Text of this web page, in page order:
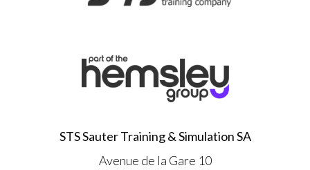
STS Sauter Training & Simulation SA
Avenue de la Gare 10